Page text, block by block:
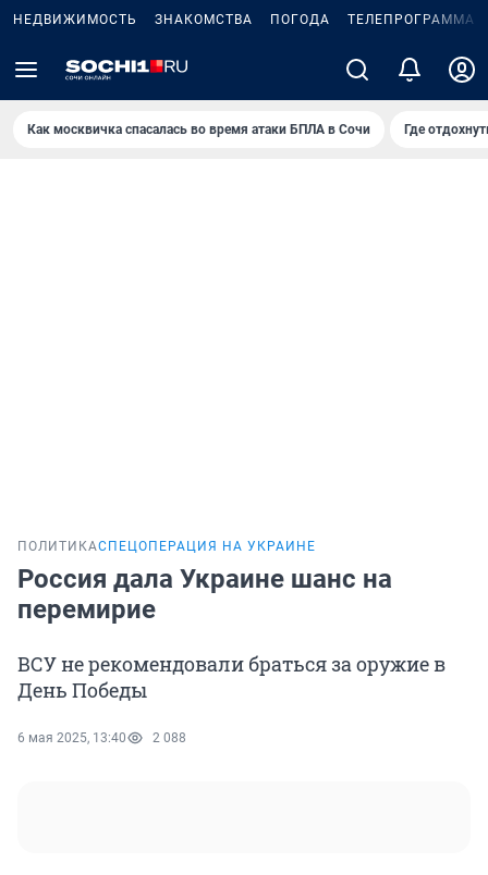
НЕДВИЖИМОСТЬ ЗНАКОМСТВА ПОГОДА ТЕЛЕПРОГРАММА
Как москвичка спасалась во время атаки БПЛА в Сочи Где
ПОЛИТИКАСПЕЦОПЕРАЦИЯ НА УКРАИНЕ
Россия дала Украине шанс на
перемирие
ВСУ не рекомендовали браться за оружие в
День Победы
6 мая 2025, 13:40 2 088